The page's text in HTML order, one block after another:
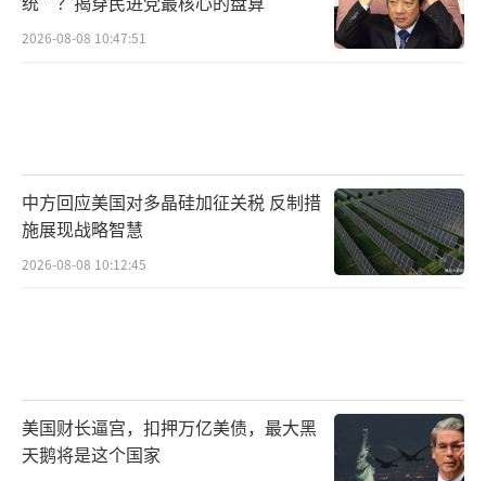
2026-08-08 10:47:51
中方回应美国对多晶硅加征关税 反制措
施展现战略智慧
2026-08-08 10:12:45
美国财长逼宫，扣押万亿美债，最大黑
天鹅将是这个国家